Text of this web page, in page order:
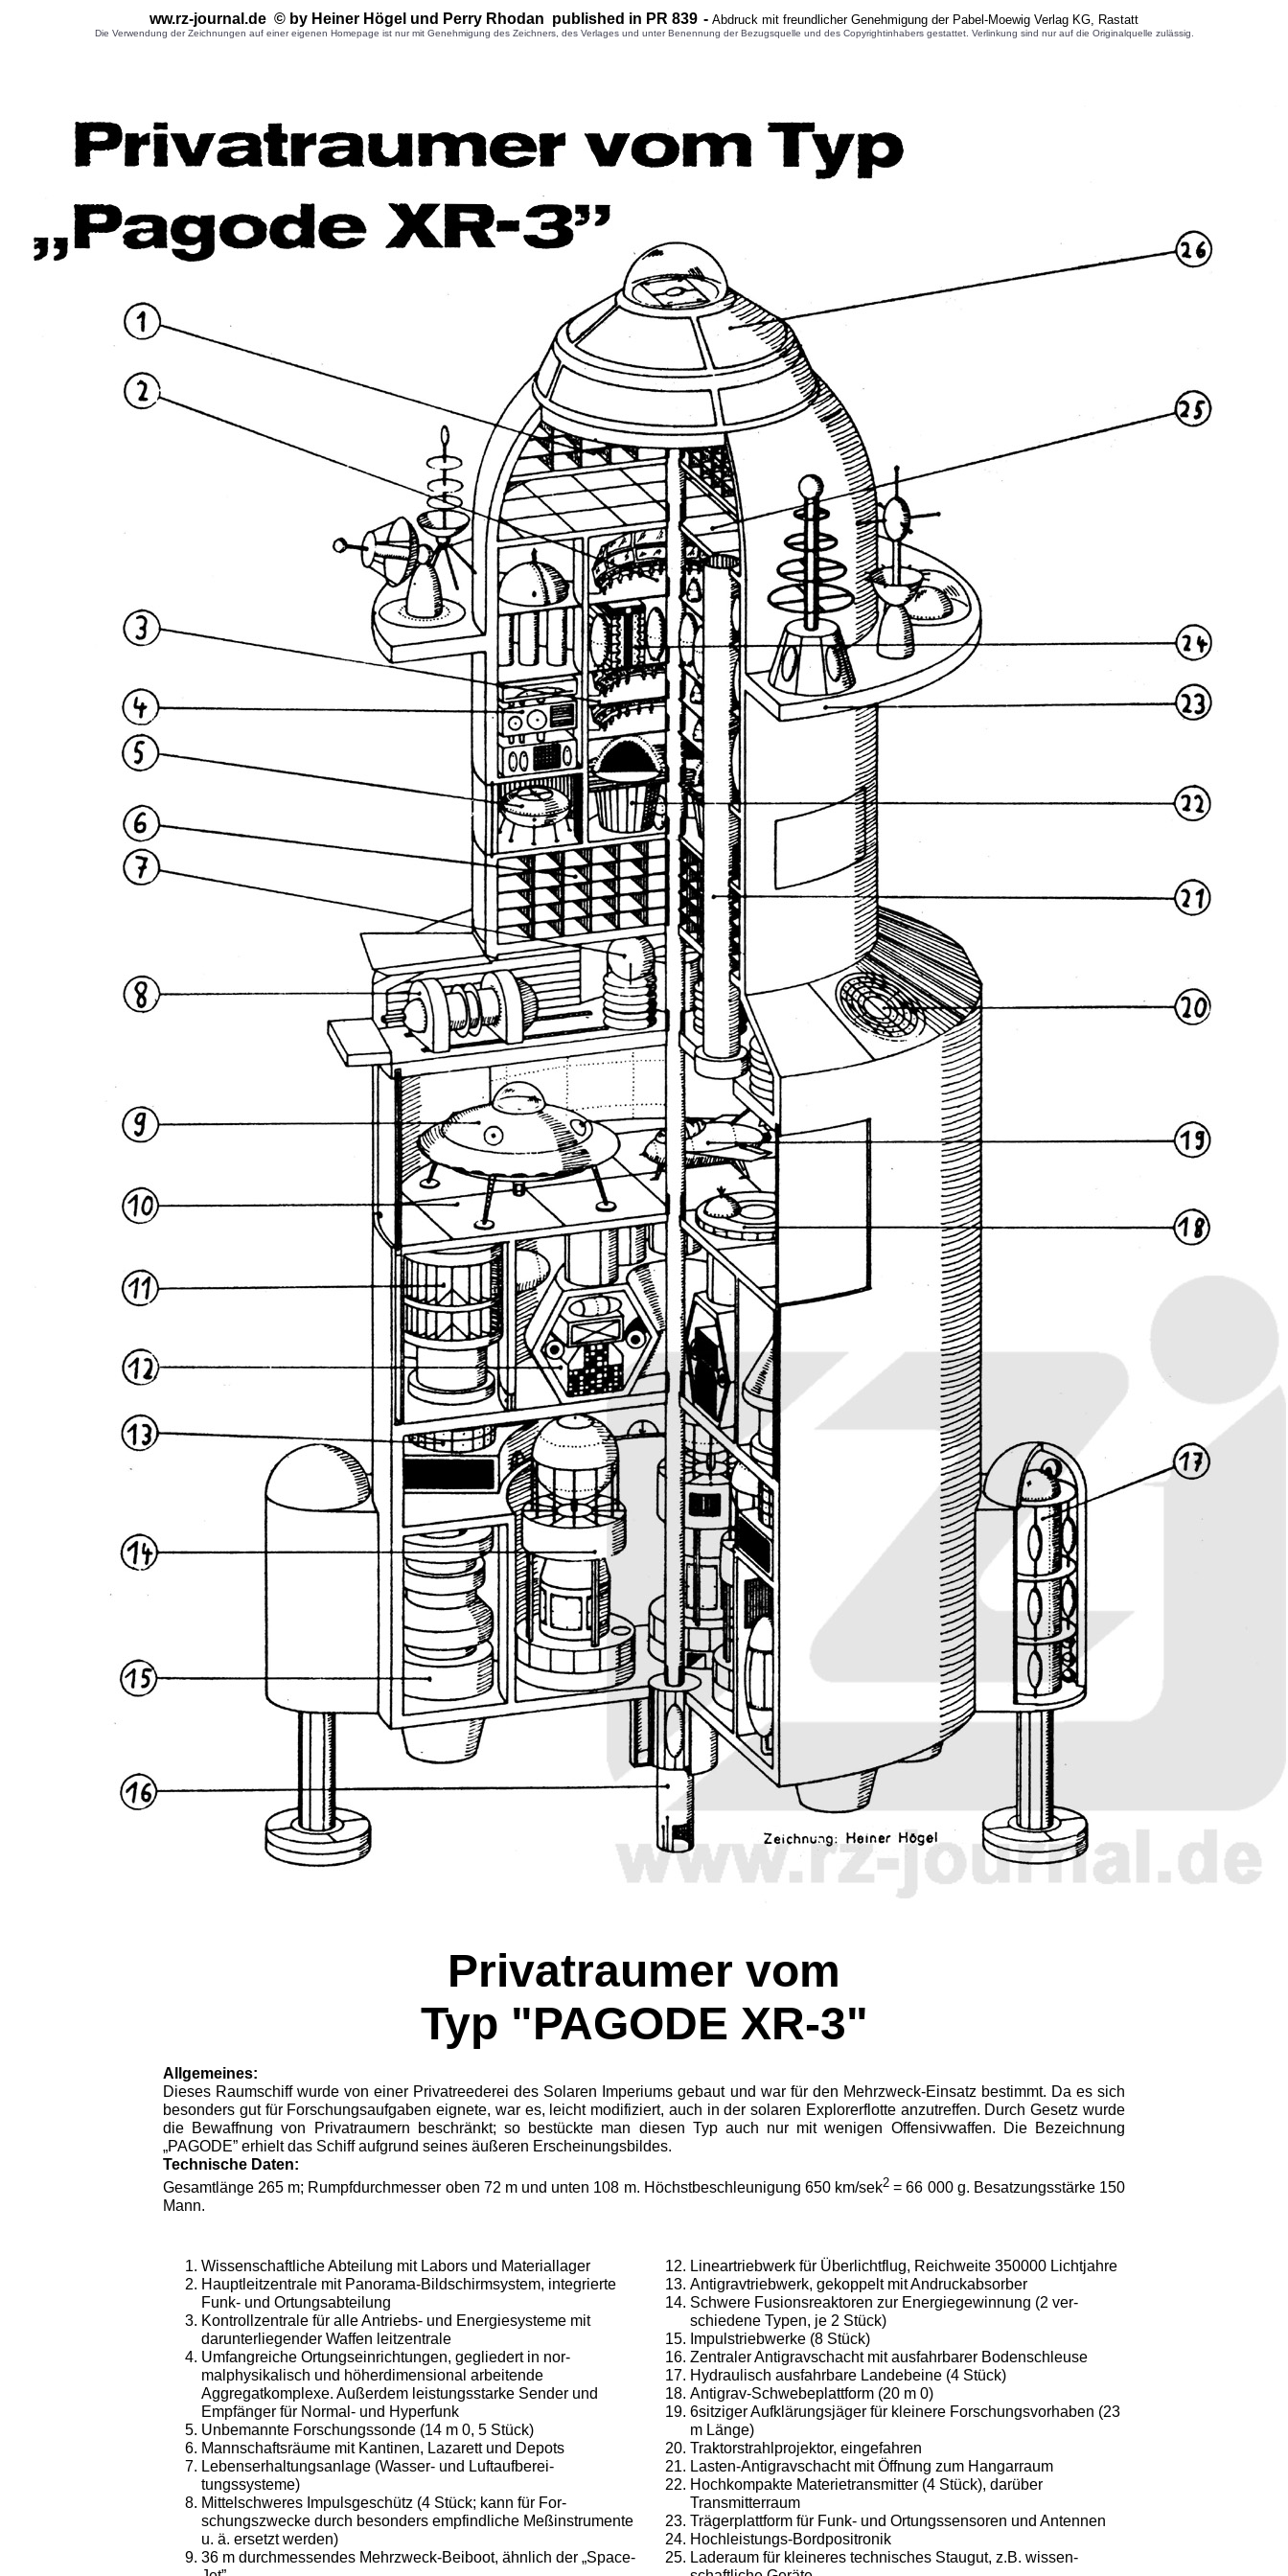
ww.rz-journal.de © by Heiner Högel und Perry Rhodan published in PR 839 - Abdruck mit freundlicher Genehmigung der Pabel-Moewig Verlag KG, Rastatt
Die Verwendung der Zeichnungen auf einer eigenen Homepage ist nur mit Genehmigung des Zeichners, des Verlages und unter Benennung der Bezugsquelle und des Copyrightinhabers gestattet. Verlinkung sind nur auf die Originalquelle zulässig.
Privatraumer vom
Typ "PAGODE XR-3"
Allgemeines:
Dieses Raumschiff wurde von einer Privatreederei des So­laren Imperiums gebaut und war für den Mehrzweck-Einsatz bestimmt. Da es sich
besonders gut für Forschungsaufgaben eignete, war es, leicht modifiziert, auch in der solaren Explorerflotte anzutreffen. Durch Gesetz wurde
die Bewaffnung von Privatraumern beschränkt; so bestückte man diesen Typ auch nur mit wenigen Offensivwaffen. Die Bezeichnung
„PAGODE” erhielt das Schiff aufgrund seines äußeren Er­scheinungsbildes.
Technische Daten:
Gesamtlänge 265 m; Rumpfdurchmesser oben 72 m und unten 108 m. Höchstbeschleunigung 650 km/sek2 = 66 000 g. Besatzungsstärke 150
Mann.
Wissenschaftliche Abteilung mit Labors und Materiallager
Hauptleitzentrale mit Panorama-Bildschirmsystem, inte­grierte
Funk- und Ortungsabteilung
Kontrollzentrale für alle Antriebs- und Energiesysteme mit
darunterliegender Waffen leitzentrale
Umfangreiche Ortungseinrichtungen, gegliedert in nor­
malphysikalisch und höherdimensional arbeitende
Aggregatkomplexe. Außerdem leistungsstarke Sender und
Empfänger für Normal- und Hyperfunk
Unbemannte Forschungssonde (14 m 0, 5 Stück)
Mannschaftsräume mit Kantinen, Lazarett und Depots
Lebenserhaltungsanlage (Wasser- und Luftaufberei­
tungssysteme)
Mittelschweres Impulsgeschütz (4 Stück; kann für For­
schungszwecke durch besonders empfindliche Meßin­strumente
u. ä. ersetzt werden)
36 m durchmessendes Mehrzweck-Beiboot, ähnlich der „Space-
Lineartriebwerk für Überlichtflug, Reichweite 350000 Lichtjahre
Antigravtriebwerk, gekoppelt mit Andruckabsorber
Schwere Fusionsreaktoren zur Energiegewinnung (2 ver­
schiedene Typen, je 2 Stück)
Impulstriebwerke (8 Stück)
Zentraler Antigravschacht mit ausfahrbarer Boden­schleuse
Hydraulisch ausfahrbare Landebeine (4 Stück)
Antigrav-Schwebeplattform (20 m 0)
6sitziger Aufklärungsjäger für kleinere Forschungsvor­haben (23
m Länge)
Traktorstrahlprojektor, eingefahren
Lasten-Antigravschacht mit Öffnung zum Hangarraum
Hochkompakte Materietransmitter (4 Stück), darüber
Transmitterraum
Trägerplattform für Funk- und Ortungssensoren und Antennen
Hochleistungs-Bordpositronik
Laderaum für kleineres technisches Staugut, z.B. wissen­